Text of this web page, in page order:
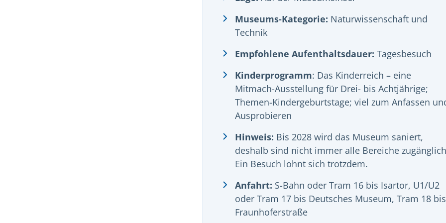
Museums-Kategorie: Naturwissenschaft und
Technik
Empfohlene Aufenthaltsdauer: Tagesbesuch
Kinderprogramm: Das Kinderreich – eine
Mitmach-Ausstellung für Drei- bis Achtjährige;
Themen-Kindergeburtstage; viel zum Anfassen
Ausprobieren
Hinweis: Bis 2028 wird das Museum saniert,
deshalb sind nicht immer alle Bereiche
Ein Besuch lohnt sich trotzdem.
Anfahrt: S-Bahn oder Tram 16 bis Isartor, U1/U2
oder Tram 17 bis Deutsches Museum, Tram 18 bis
Fraunhoferstraße